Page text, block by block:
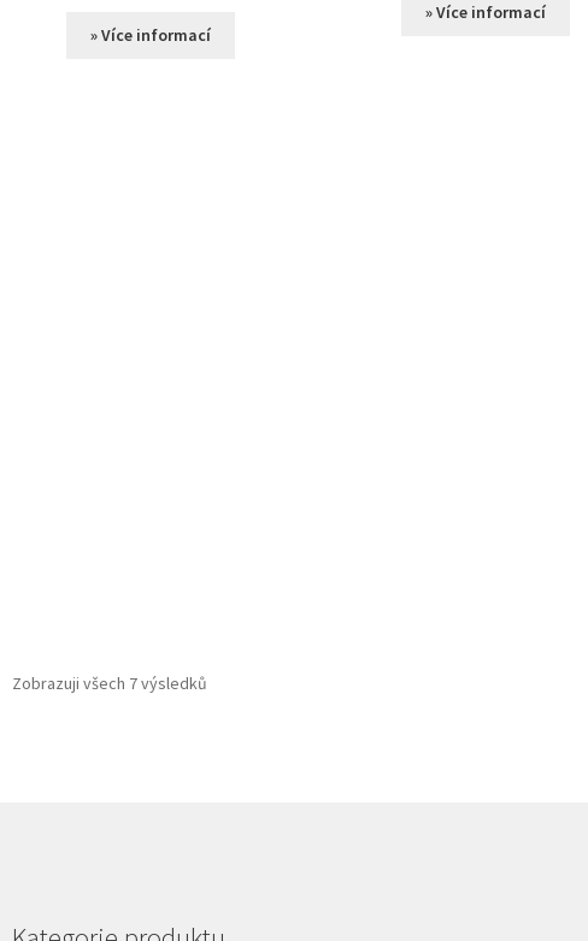
» Více informací
» Více informací
Zobrazuji všech 7 výsledků